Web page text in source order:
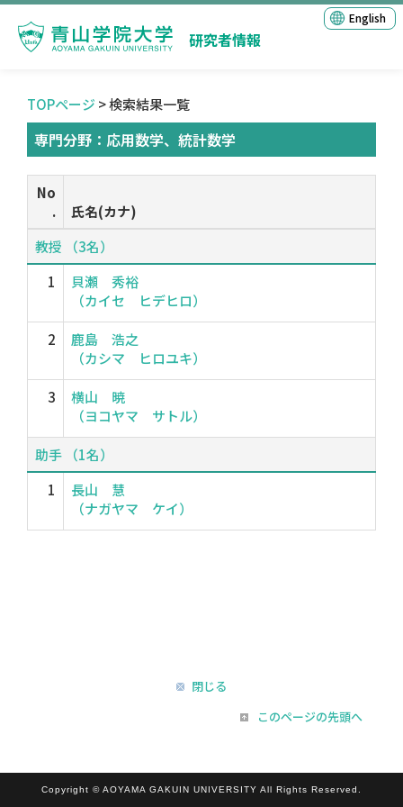
研究者情報
English
TOPページ > 検索結果一覧
専門分野：応用数学、統計数学
No
.
氏名(カナ)
教授 （3名）
1
貝瀬 秀裕
（カイセ ヒデヒロ）
2
鹿島 浩之
（カシマ ヒロユキ）
3
横山 暁
（ヨコヤマ サトル）
助手 （1名）
1
長山 慧
（ナガヤマ ケイ）
閉じる
このページの先頭へ
Copyright © AOYAMA GAKUIN UNIVERSITY All Rights Reserved.